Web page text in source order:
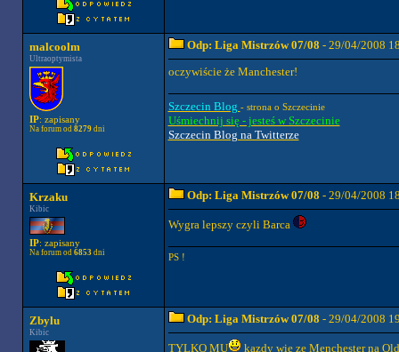
malcoolm
Ultraoptymista
IP: zapisany
Na forum od 8279dni
Odp: Liga Mistrzów 07/08 - 29/04/2008
oczywiście że Manchester!
Szczecin Blog - strona o Szczecinie
Uśmiechnij się - jesteś w Szczecinie
Szczecin Blog na Twitterze
Krzaku
Kibic
IP: zapisany
Na forum od 6853dni
Odp: Liga Mistrzów 07/08 - 29/04/2008
Wygra lepszy czyli Barca
PS !
Zbylu
Kibic
Odp: Liga Mistrzów 07/08 - 29/04/2008
TYLKO MU kazdy wie ze Menchester na